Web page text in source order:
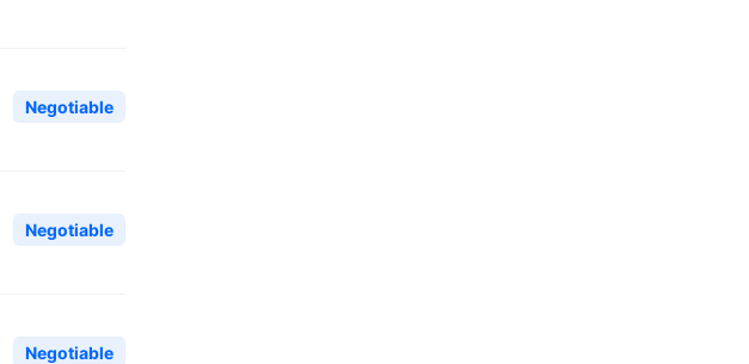
Negotiable
Negotiable
Negotiable